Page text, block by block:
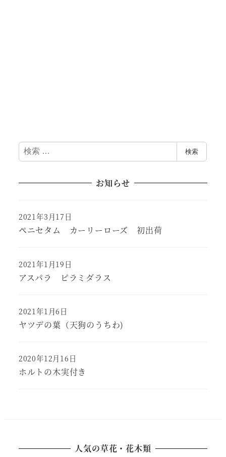
検
索
検索
お知らせ
ペニセタム カーリーローズ 初出荷
2021年3月17日
アスパラ ピラミダラス
2021年1月19日
ヤツデの葉（天狗のうちわ)
2021年1月6日
ホルトの木実付き
2020年12月16日
人気の草花・花木類